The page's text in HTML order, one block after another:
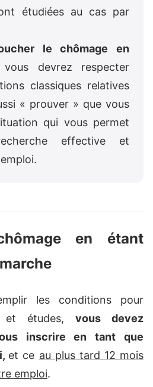
étudiées au cas par
le chômage en
devrez respecter
classiques relatives
« prouver » que vous
qui vous permet
effective et
en étant
les conditions pour
et études, vous devez
inscrire en tant que
et ce au plus tard 12 mois
emploi.